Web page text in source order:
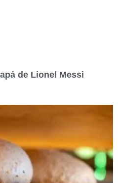
de Lionel Messi